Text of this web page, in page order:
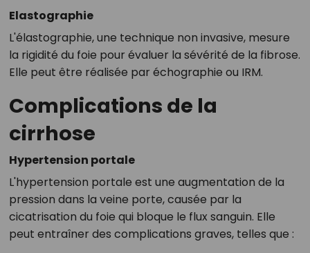
Elastographie
L'élastographie, une technique non invasive, mesure
la rigidité du foie pour évaluer la sévérité de la fibrose.
Elle peut être réalisée par échographie ou IRM.
Complications de la
cirrhose
Hypertension portale
L'hypertension portale est une augmentation de la
pression dans la veine porte, causée par la
cicatrisation du foie qui bloque le flux sanguin. Elle
peut entraîner des complications graves, telles que :